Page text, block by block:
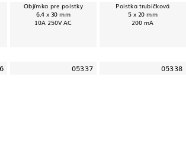
Objímka pre poistky
6,4 x 30 mm
10A 250V AC
Poistka trubičková
5 x 20 mm
200 mA
05337 05338